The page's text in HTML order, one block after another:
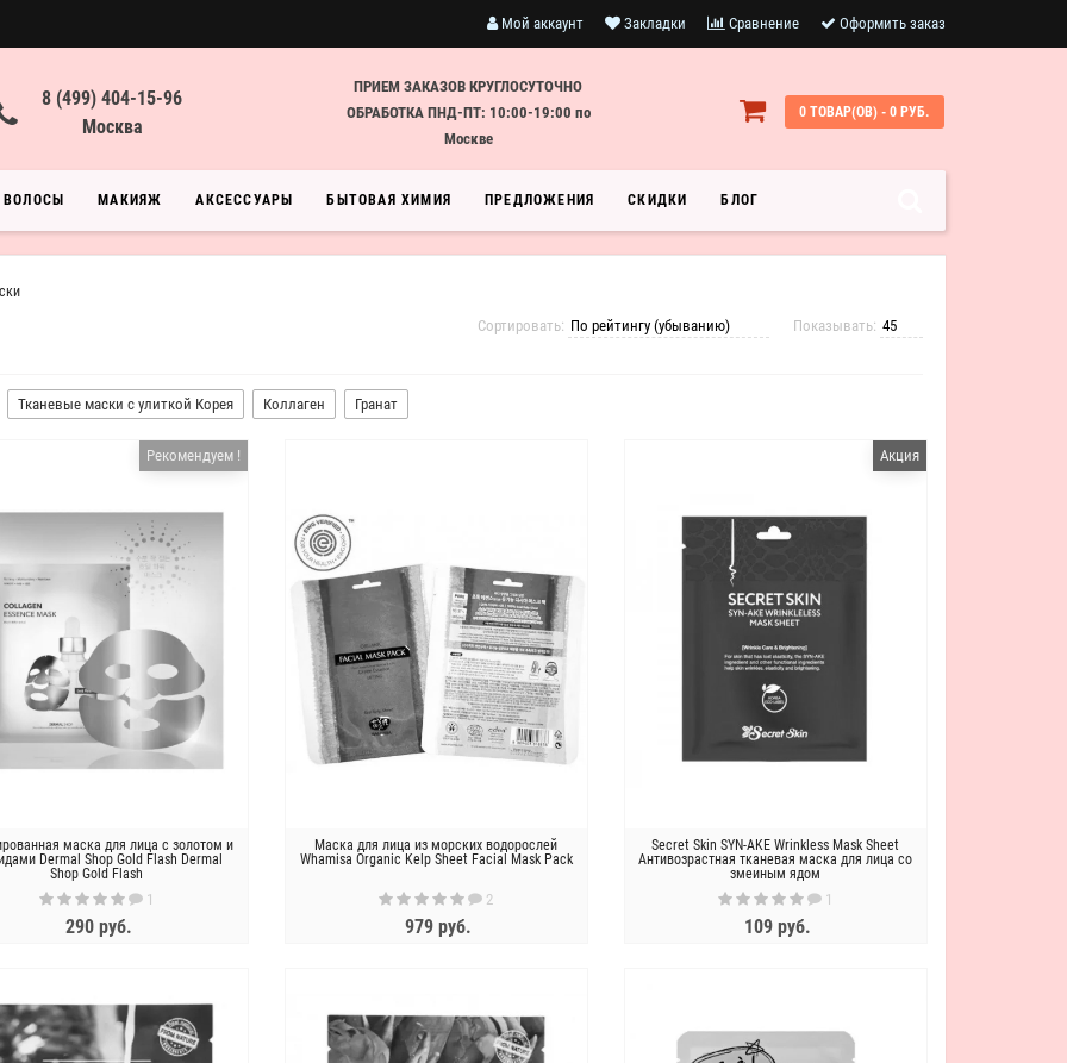
Мой аккаунт Закладки Сравнение Оформить заказ
8 (499) 404-15-96
Москва
ПРИЕМ ЗАКАЗОВ КРУГЛОСУТОЧНО
ОБРАБОТКА ПНД-ПТ: 10:00-19:00 по
Москве
0 ТОВАР(ОВ) - 0 РУБ.
ВОЛОСЫ МАКИЯЖ АКСЕССУАРЫ БЫТОВАЯ ХИМИЯ ПРЕДЛОЖЕНИЯ СКИДКИ БЛОГ
Показывать:
Сортировать:
Тканевые маски с улиткой Корея Коллаген Гранат
Рекомендуем !
маска для лица c золотом и
Dermal Shop Gold Flash Dermal
Shop Gold Flash
1
290 руб.
Маска для лица из морских водорослей
Whamisa Organic Kelp Sheet Facial Mask Pack
2
979 руб.
Акция
Secret Skin SYN-AKE Wrinkless Mask Sheet
Антивозрастная тканевая маска для лица со
змеиным ядом
1
109 руб.